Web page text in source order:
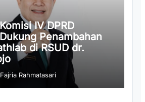
IV DPRD
Penambahan
di RSUD dr.
Fajria Rahmatasari